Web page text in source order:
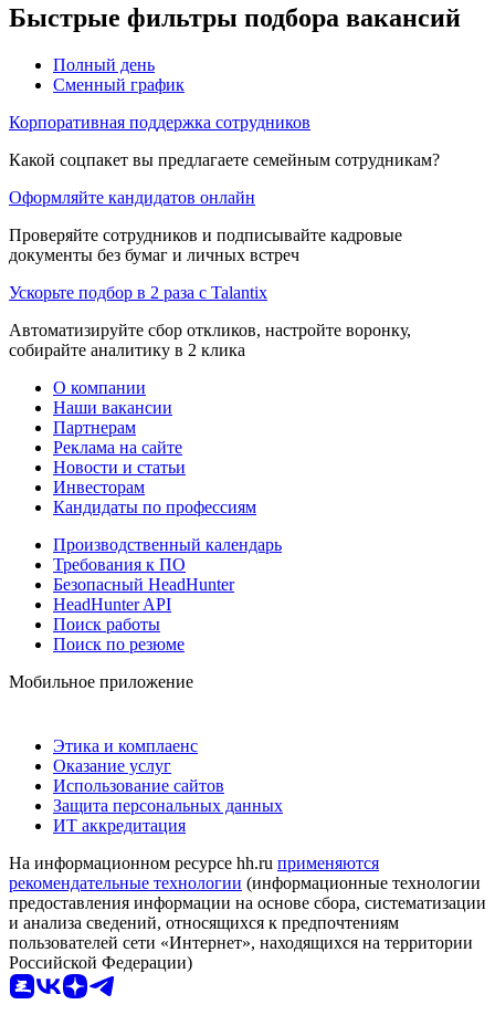
Быстрые фильтры подбора вакансий
Полный день
Сменный график
Корпоративная поддержка сотрудников
Какой соцпакет вы предлагаете семейным сотрудникам?
Оформляйте кандидатов онлайн
Проверяйте сотрудников и подписывайте кадровые
документы без бумаг и личных встреч
Ускорьте подбор в 2 раза с Talantix
Автоматизируйте сбор откликов, настройте воронку,
собирайте аналитику в 2 клика
О компании
Наши вакансии
Партнерам
Реклама на сайте
Новости и статьи
Инвесторам
Кандидаты по профессиям
Производственный календарь
Требования к ПО
Безопасный HeadHunter
HeadHunter API
Поиск работы
Поиск по резюме
Мобильное приложение
Этика и комплаенс
Оказание услуг
Использование сайтов
Защита персональных данных
ИТ аккредитация
На информационном ресурсе hh.ru применяются
рекомендательные технологии (информационные технологии
предоставления информации на основе сбора, систематизации
и анализа сведений, относящихся к предпочтениям
пользователей сети «Интернет», находящихся на территории
Российской Федерации)